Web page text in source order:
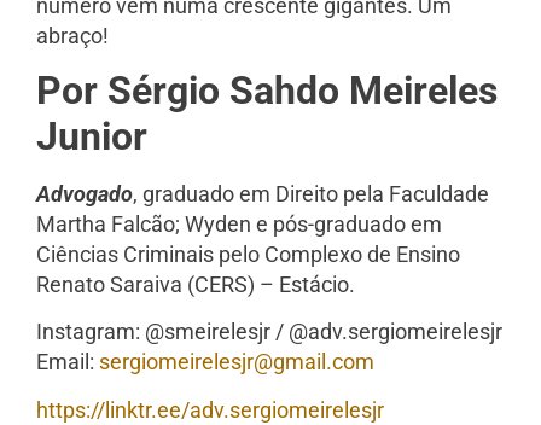
abraço!
Por Sérgio Sahdo Meireles
Junior
Advogado, graduado em Direito pela Faculdade
Martha Falcão; Wyden e pós-graduado em
Ciências Criminais pelo Complexo de Ensino
Renato Saraiva (CERS) – Estácio.
Instagram: @smeirelesjr / @adv.sergiomeirelesjr
Email: sergiomeirelesjr@gmail.com
https://linktr.ee/adv.sergiomeirelesjr